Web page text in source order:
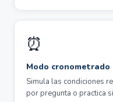
⏰
Modo cronometrado
Simula las condiciones
por pregunta o practica